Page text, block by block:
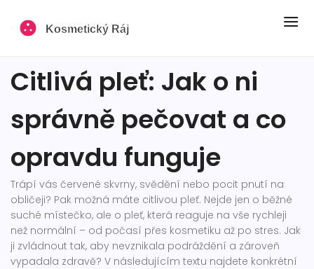
Citlivá pleť: Jak o ni
správně pečovat a co
opravdu funguje
Trápí vás červené skvrny, svědění nebo pocit pnutí na
obličeji? Pak možná máte citlivou pleť. Nejde jen o běžné
suché místečko, ale o pleť, která reaguje na vše rychleji
než normální – od počasí přes kosmetiku až po stres. Jak
ji zvládnout tak, aby nevznikala podráždění a zároveň
vypadala zdravě? V následujícím textu najdete konkrétní